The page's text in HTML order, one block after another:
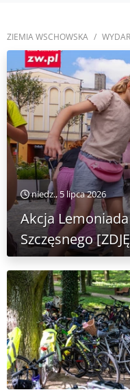
ZIEMIA WSCHOWSKA
niedz., 5 lipca 2026
Akcja
Szczęsnego